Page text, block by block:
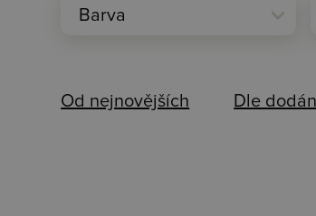
expand_more
Barva
Od nejnovějších Dle